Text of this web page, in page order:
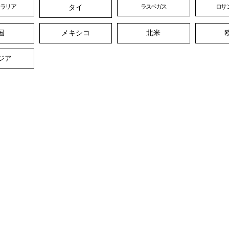
リア タイ ラスベガス ロサ
メキシコ 北米
ア